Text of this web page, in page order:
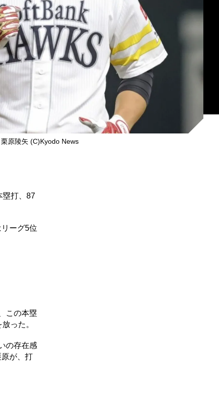
原陵矢 (C)Kyodo News
塁打、87
ーグ5位
この本塁
った。
の存在感
が、打